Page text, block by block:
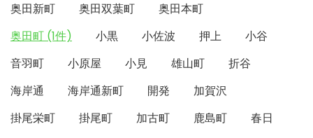
奥田新町
奥田双葉町
奥田本町
奥田町 (1件)
小黒 小佐波 押上
小谷
音羽町
小原屋 小見 雄山町
折谷
海岸通
海岸通新町 開発
加賀沢
掛尾栄町
掛尾町 加古町 鹿島町
春日